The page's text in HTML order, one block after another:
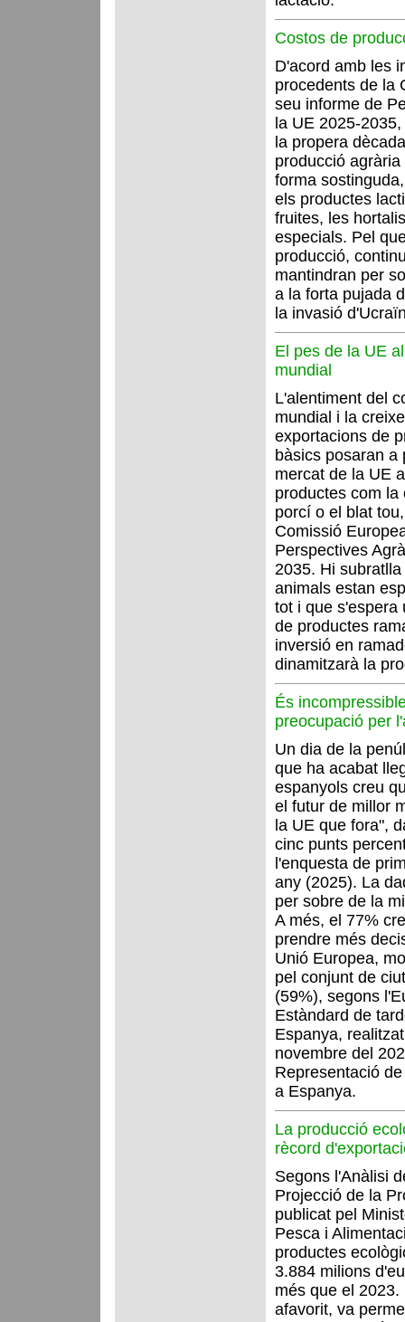
Costos de
D'acord amb les
procedents de la
seu informe de
la UE 2025-
la propera
producció
forma
els productes
fruites, les
especials. Pel
producció,
mantindran per
a la forta pujada
la invasió
El pes de la UE
mundial
L'alentiment del
mundial i la
exportacions de
bàsics posaran a
mercat de la UE
productes com
porcí o el blat
Comissió
Perspectives
2035. Hi
animals estan
tot i que s'espera
de productes
inversió en
dinamitzarà la
És
preocupació per
Un dia de la
que ha acabat
espanyols creu
el futur de millor
la UE que fora",
cinc punts
l'enquesta de
any (2025). La
per sobre de la
A més, el 77%
prendre més
Unió Europea,
pel conjunt de
(59%), segons
Estàndard de
Espanya,
novembre del
Representació
a Espanya.
La producció
rècord
Segons l'Anàlisi
Projecció de la
publicat pel
Pesca i
productes
3.884 milions
més que el
afavorit, va